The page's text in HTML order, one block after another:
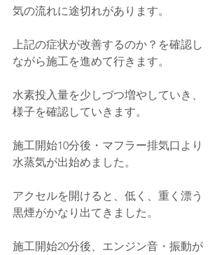
気の流れに途切れがあります。
上記の症状が改善するのか？を確認し
ながら施工を進めて行きます。
水素投入量を少しづつ増やしていき、
様子を確認していきます。
施工開始10分後・マフラー排気口より
水蒸気が出始めました。
アクセルを開けると、低く、重く漂う
黒煙がかなり出てきました。
施工開始20分後、エンジン音・振動が